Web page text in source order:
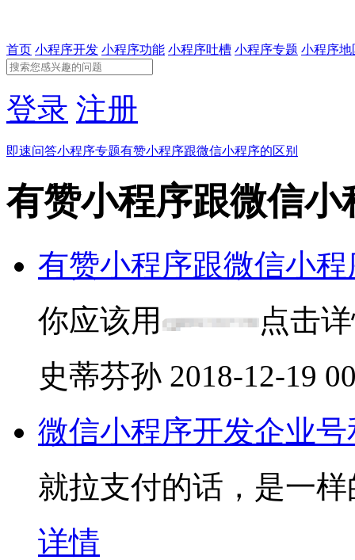
首页 小程序开发 小程序功能 小程序吐槽 小程序专题 小程序地
登录 注册
即速问答小程序专题有赞小程序跟微信小程序的区别
有赞小程序跟微信小
有赞小程序跟微信小
你应该用
点击
史蒂芬孙 2018-12-19
微信小程序开发企业
就拉支付的话，是一样
详情